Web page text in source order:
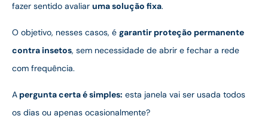
fazer sentido avaliar uma solução fixa.
O objetivo, nesses casos, é garantir proteção permanente
contra insetos, sem necessidade de abrir e fechar a rede
com frequência.
A pergunta certa é simples: esta janela vai ser usada todos
os dias ou apenas ocasionalmente?